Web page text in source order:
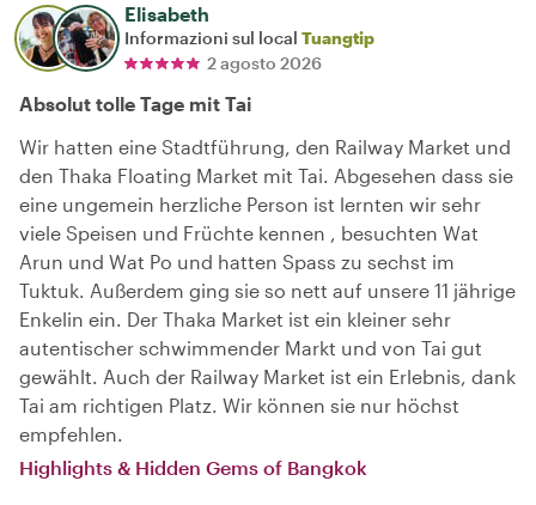
Elisabeth
Informazioni sul local Tuangtip
2 agosto 2026
Absolut tolle Tage mit Tai
Wir hatten eine Stadtführung, den Railway Market und
den Thaka Floating Market mit Tai. Abgesehen dass sie
eine ungemein herzliche Person ist lernten wir sehr
viele Speisen und Früchte kennen , besuchten Wat
Arun und Wat Po und hatten Spass zu sechst im
Tuktuk. Außerdem ging sie so nett auf unsere 11 jährige
Enkelin ein. Der Thaka Market ist ein kleiner sehr
autentischer schwimmender Markt und von Tai gut
gewählt. Auch der Railway Market ist ein Erlebnis, dank
Tai am richtigen Platz. Wir können sie nur höchst
empfehlen.
Highlights & Hidden Gems of Bangkok